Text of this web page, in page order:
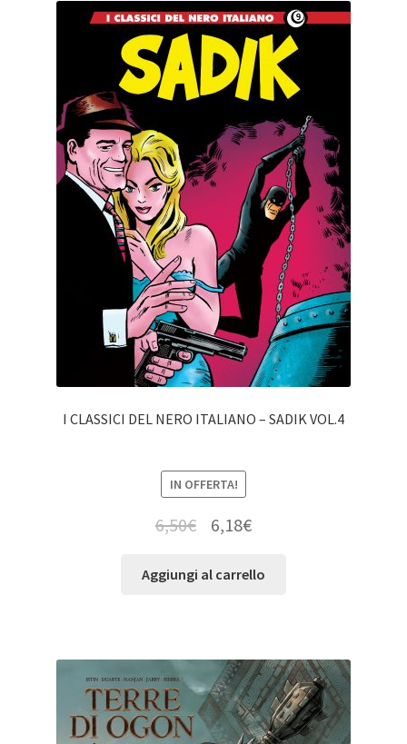
I CLASSICI DEL NERO ITALIANO – SADIK VOL.4
IN OFFERTA!
6,50€ 6,18€
Aggiungi al carrello